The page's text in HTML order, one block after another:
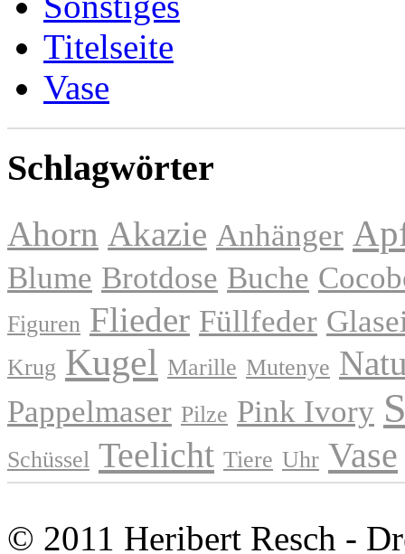
Titelseite
Vase
Schlagwörter
Ahorn Akazie Anhänger
Blume Brotdose Buche
Figuren Flieder Füllfeder
Krug Kugel Marille Mutenye
Pappelmaser Pilze Pink Ivory
Schüssel Teelicht Tiere Uhr Vase
© 2011 Heribert Resch -